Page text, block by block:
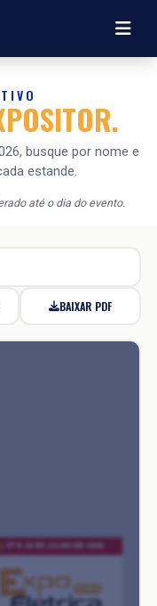
busque por nome e
estande.
até o dia do evento.
BAIXAR PDF